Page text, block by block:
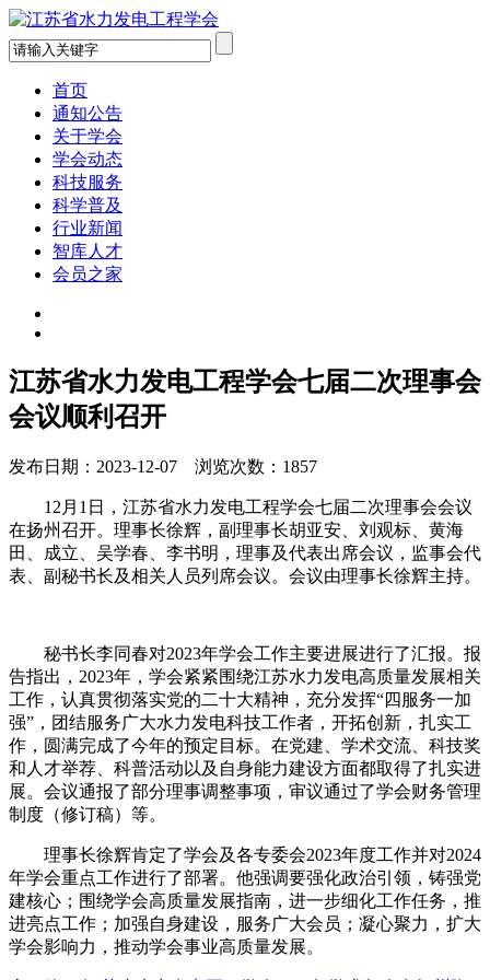
首页
通知公告
关于学会
学会动态
科技服务
科学普及
行业新闻
智库人才
会员之家
江苏省水力发电工程学会七届二次理事会
会议顺利召开
发布日期：2023-12-07 浏览次数：1857
12月1日，江苏省水力发电工程学会七届二次理事会会议
在扬州召开。理事长徐辉，副理事长胡亚安、刘观标、黄海
田、成立、吴学春、李书明，理事及代表出席会议，监事会代
表、副秘书长及相关人员列席会议。会议由理事长徐辉主持。
秘书长李同春对2023年学会工作主要进展进行了汇报。报
告指出，2023年，学会紧紧围绕江苏水力发电高质量发展相关
工作，认真贯彻落实党的二十大精神，充分发挥“四服务一加
强”，团结服务广大水力发电科技工作者，开拓创新，扎实工
作，圆满完成了今年的预定目标。在党建、学术交流、科技奖
和人才举荐、科普活动以及自身能力建设方面都取得了扎实进
展。会议通报了部分理事调整事项，审议通过了学会财务管理
制度（修订稿）等。
理事长徐辉肯定了学会及各专委会2023年度工作并对2024
年学会重点工作进行了部署。他强调要强化政治引领，铸强党
建核心；围绕学会高质量发展指南，进一步细化工作任务，推
进亮点工作；加强自身建设，服务广大会员；凝心聚力，扩大
学会影响力，推动学会事业高质量发展。